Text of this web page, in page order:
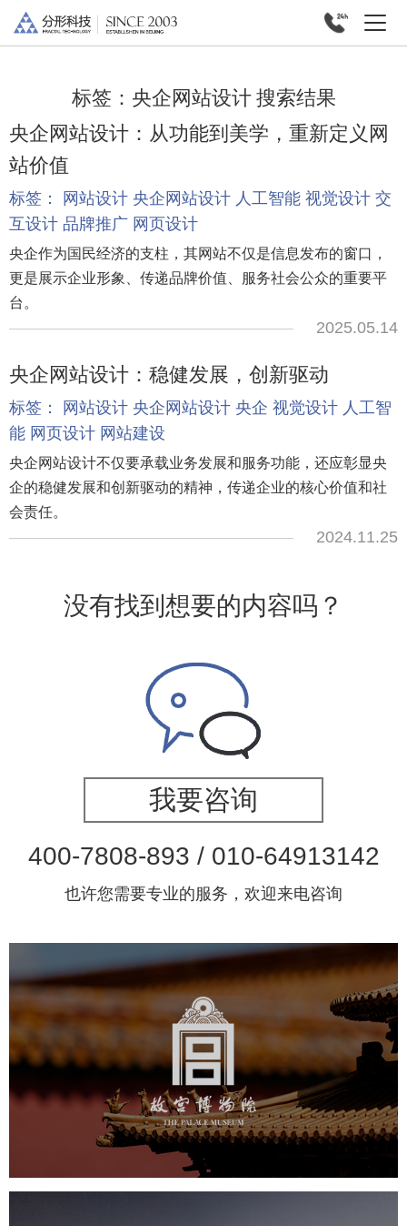
标签： 央企网站设计 搜索结果
央企网站设计：从功能到美学，重新定义网
站价值
标签： 网站设计 央企网站设计 人工智能 视觉设计 交
互设计 品牌推广 网页设计
央企作为国民经济的支柱，其网站不仅是信息发布的窗口，
更是展示企业形象、传递品牌价值、服务社会公众的重要平
台。
2025.05.14
央企网站设计：稳健发展，创新驱动
标签： 网站设计 央企网站设计 央企 视觉设计 人工智
能 网页设计 网站建设
央企网站设计不仅要承载业务发展和服务功能，还应彰显央
企的稳健发展和创新驱动的精神，传递企业的核心价值和社
会责任。
2024.11.25
没有找到想要的内容吗？
我要咨询
400-7808-893 / 010-64913142
也许您需要专业的服务，欢迎来电咨询
故宫博物院
文化艺术 博物馆 智慧博物馆
博物馆网站建设
景区网站建设
文创商城 万能专题 网站代运营